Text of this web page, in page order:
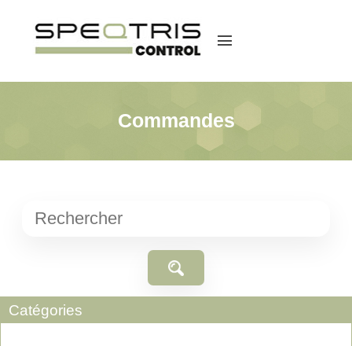
menu
Commandes
Catégories